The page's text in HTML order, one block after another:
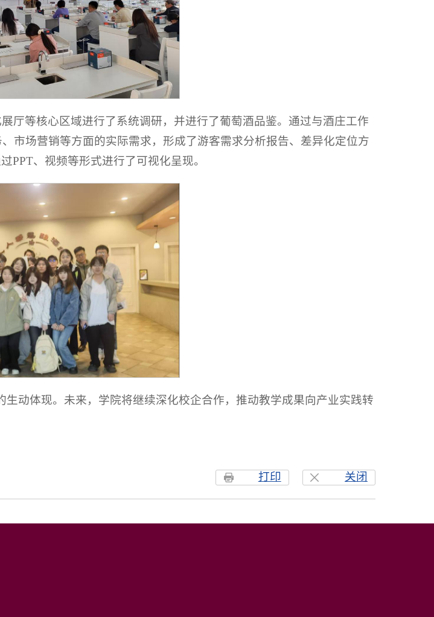
厅等核心区域进行了系统调研，并进行了葡萄酒品鉴。通过与酒庄工作
市场营销等方面的实际需求，形成了游客需求分析报告、差异化定位方
PPT、视频等形式进行了可视化呈现。
动体现。未来，学院将继续深化校企合作，推动教学成果向产业实践转
关闭
打印